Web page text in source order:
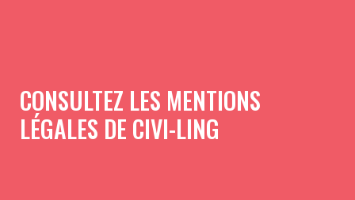
CONSULTEZ LES MENTIONS
LÉGALES DE CIVI-LING